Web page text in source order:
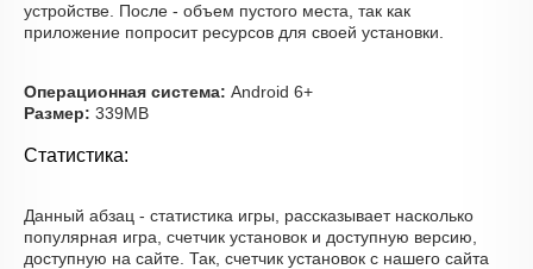
устройстве. После - объем пустого места, так как
приложение попросит ресурсов для своей установки.
Операционная система: Android 6+
Размер: 339MB
Статистика:
Данный абзац - статистика игры, рассказывает насколько
популярная игра, счетчик установок и доступную версию,
доступную на сайте. Так, счетчик установок с нашего сайта